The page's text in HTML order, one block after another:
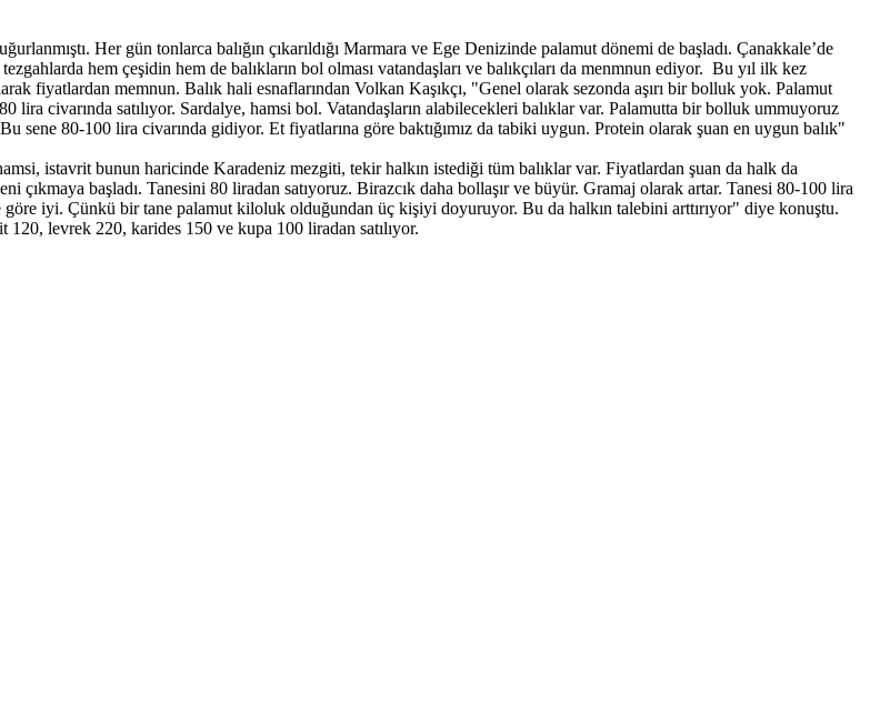
Her gün tonlarca balığın çıkarıldığı Marmara ve Ege Denizinde palamut dönemi de başladı. Çanakkale’de
hem çeşidin hem de balıkların bol olması vatandaşları ve balıkçıları da menmnun ediyor. Bu yıl ilk kez
fiyatlardan memnun. Balık hali esnaflarından Volkan Kaşıkçı, "Genel olarak sezonda aşırı bir bolluk yok. Palamut
lira civarında satılıyor. Sardalye, hamsi bol. Vatandaşların alabilecekleri balıklar var. Palamutta bir bolluk ummuyoruz
sene 80-100 lira civarında gidiyor. Et fiyatlarına göre baktığımız da tabiki uygun. Protein olarak şuan en uygun balık"
istavrit bunun haricinde Karadeniz mezgiti, tekir halkın istediği tüm balıklar var. Fiyatlardan şuan da halk da
başladı. Tanesini 80 liradan satıyoruz. Birazcık daha bollaşır ve büyür. Gramaj olarak artar. Tanesi 80-100 lira
göre iyi. Çünkü bir tane palamut kiloluk olduğundan üç kişiyi doyuruyor. Bu da halkın talebini arttırıyor" diye konuştu.
levrek 220, karides 150 ve kupa 100 liradan satılıyor.